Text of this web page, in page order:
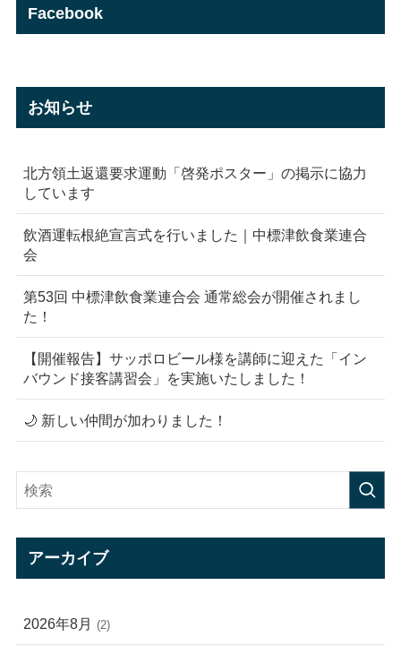
Facebook
お知らせ
北方領土返還要求運動「啓発ポスター」の掲示に協力
しています
飲酒運転根絶宣言式を行いました｜中標津飲食業連合
会
第53回 中標津飲食業連合会 通常総会が開催されまし
た！
【開催報告】サッポロビール様を講師に迎えた「イン
バウンド接客講習会」を実施いたしました！
🌙 新しい仲間が加わりました！
アーカイブ
2026年8月 (2)